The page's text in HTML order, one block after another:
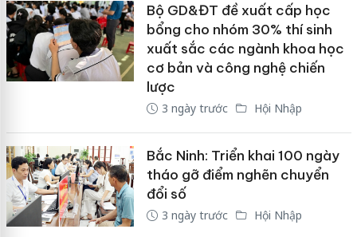
Bộ GD&ĐT đề xuất cấp học
bổng cho nhóm 30% thí sinh
xuất sắc các ngành khoa học
cơ bản và công nghệ chiến
lược
3 ngày trước Hội Nhập
Bắc Ninh: Triển khai 100 ngày
tháo gỡ điểm nghẽn chuyển
đổi số
3 ngày trước Hội Nhập